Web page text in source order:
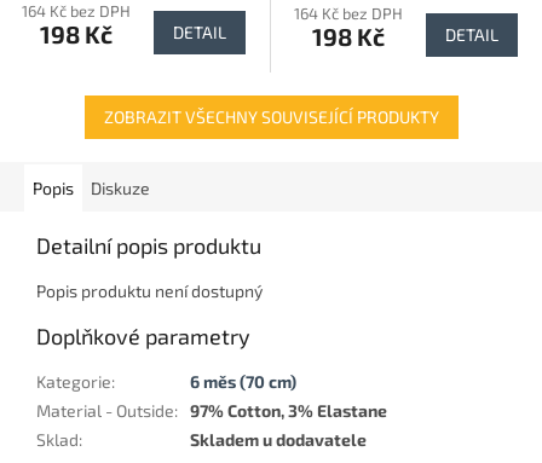
164 Kč bez DPH
198 Kč DETAIL
164 Kč bez DPH
198 Kč DETAIL
ZOBRAZIT VŠECHNY SOUVISEJÍCÍ PRODUKTY
Popis Diskuze
Detailní popis produktu
Popis produktu není dostupný
Doplňkové parametry
Kategorie:
6 měs (70 cm)
Material - Outside: 97% Cotton, 3% Elastane
Sklad: Skladem u dodavatele